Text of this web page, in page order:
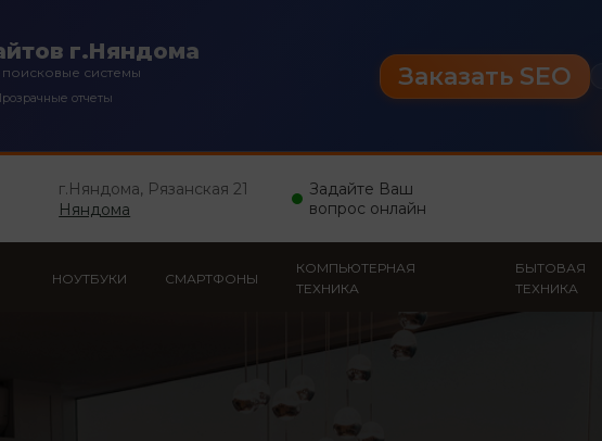
г.Няндома
системы
отчеты
Заказать SEO
г.Няндома, Рязанская 21
Няндома
Задайте Ваш
вопрос онлайн
НОУТБУКИ СМАРТФОНЫ
КОМПЬЮТЕРНАЯ
ТЕХНИКА
БЫТОВАЯ
ТЕХНИКА